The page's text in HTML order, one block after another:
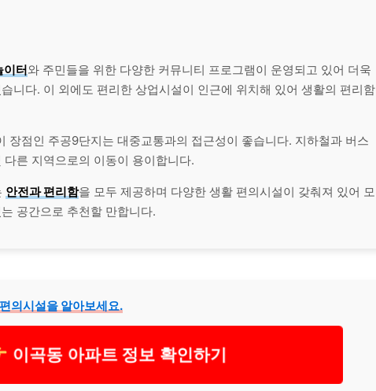
이터와 주민들을 위한 다양한 커뮤니티 프로그램이 운영되고 있어 더욱
니다. 이 외에도 편리한 상업시설이 인근에 위치해 있어 생활의 편리함
장점인 주공9단지는 대중교통과의 접근성이 좋습니다. 지하철과 버스
른 지역으로의 이동이 용이합니다.
안전과 편리함을 모두 제공하며 다양한 생활 편의시설이 갖춰져 있어 모
공간으로 추천할 만합니다.
의시설을 알아보세요.
이곡동 아파트 정보 확인하기